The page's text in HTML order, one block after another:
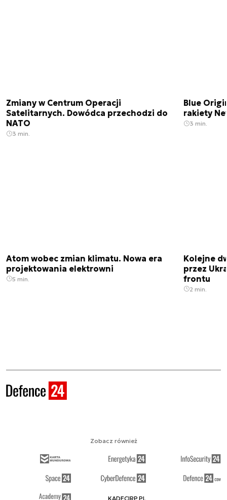
Zmiany w Centrum Operacji
Satelitarnych. Dowódca przechodzi do
NATO
3 min.
Blue
rakiety
3 min.
Atom wobec zmian klimatu. Nowa era
projektowania elektrowni
5 min.
Kolejne
przez
frontu
2 min.
Zobacz również
KADECIRP.PL